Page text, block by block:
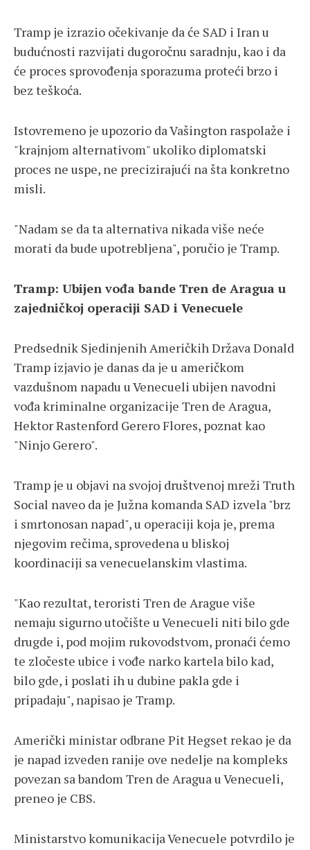
Tramp je izrazio očekivanje da će SAD i Iran u
budućnosti razvijati dugoročnu saradnju, kao i da
će proces sprovođenja sporazuma proteći brzo i
bez teškoća.
Istovremeno je upozorio da Vašington raspolaže i
"krajnjom alternativom" ukoliko diplomatski
proces ne uspe, ne precizirajući na šta konkretno
misli.
"Nadam se da ta alternativa nikada više neće
morati da bude upotrebljena", poručio je Tramp.
Tramp: Ubijen vođa bande Tren de Aragua u
zajedničkoj operaciji SAD i Venecuele
Predsednik Sjedinjenih Američkih Država Donald
Tramp izjavio je danas da je u američkom
vazdušnom napadu u Venecueli ubijen navodni
vođa kriminalne organizacije Tren de Aragua,
Hektor Rastenford Gerero Flores, poznat kao
"Ninjo Gerero".
Tramp je u objavi na svojoj društvenoj mreži Truth
Social naveo da je Južna komanda SAD izvela "brz
i smrtonosan napad", u operaciji koja je, prema
njegovim rečima, sprovedena u bliskoj
koordinaciji sa venecuelanskim vlastima.
"Kao rezultat, teroristi Tren de Arague više
nemaju sigurno utočište u Venecueli niti bilo gde
drugde i, pod mojim rukovodstvom, pronaći ćemo
te zločeste ubice i vođe narko kartela bilo kad,
bilo gde, i poslati ih u dubine pakla gde i
pripadaju", napisao je Tramp.
Američki ministar odbrane Pit Hegset rekao je da
je napad izveden ranije ove nedelje na kompleks
povezan sa bandom Tren de Aragua u Venecueli,
preneo je CBS.
Ministarstvo komunikacija Venecuele potvrdilo je